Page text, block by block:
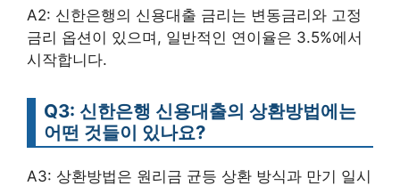
A2: 신한은행의 신용대출 금리는 변동금리와 고정
금리 옵션이 있으며, 일반적인 연이율은 3.5%에서
시작합니다.
Q3: 신한은행 신용대출의 상환방법에는
어떤 것들이 있나요?
A3: 상환방법은 원리금 균등 상환 방식과 만기 일시